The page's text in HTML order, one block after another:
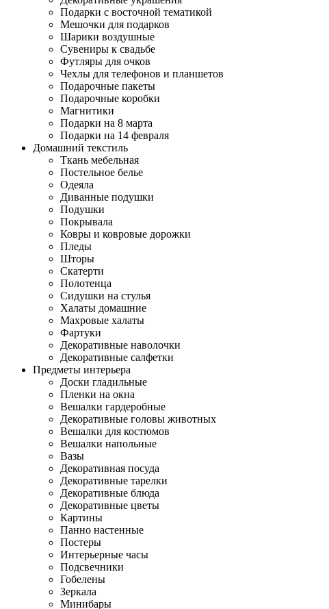
Подарки с восточной тематикой
Мешочки для подарков
Шарики воздушные
Сувениры к свадьбе
Футляры для очков
Чехлы для телефонов и планшетов
Подарочные пакеты
Подарочные коробки
Магнитики
Подарки на 8 марта
Подарки на 14 февраля
Домашний текстиль
Ткань мебельная
Постельное белье
Одеяла
Диванные подушки
Подушки
Покрывала
Ковры и ковровые дорожки
Пледы
Шторы
Скатерти
Полотенца
Сидушки на стулья
Халаты домашние
Махровые халаты
Фартуки
Декоративные наволочки
Декоративные салфетки
Предметы интерьера
Доски гладильные
Пленки на окна
Вешалки гардеробные
Декоративные головы животных
Вешалки для костюмов
Вешалки напольные
Вазы
Декоративная посуда
Декоративные тарелки
Декоративные блюда
Декоративные цветы
Картины
Панно настенные
Постеры
Интерьерные часы
Подсвечники
Гобелены
Зеркала
Минибары